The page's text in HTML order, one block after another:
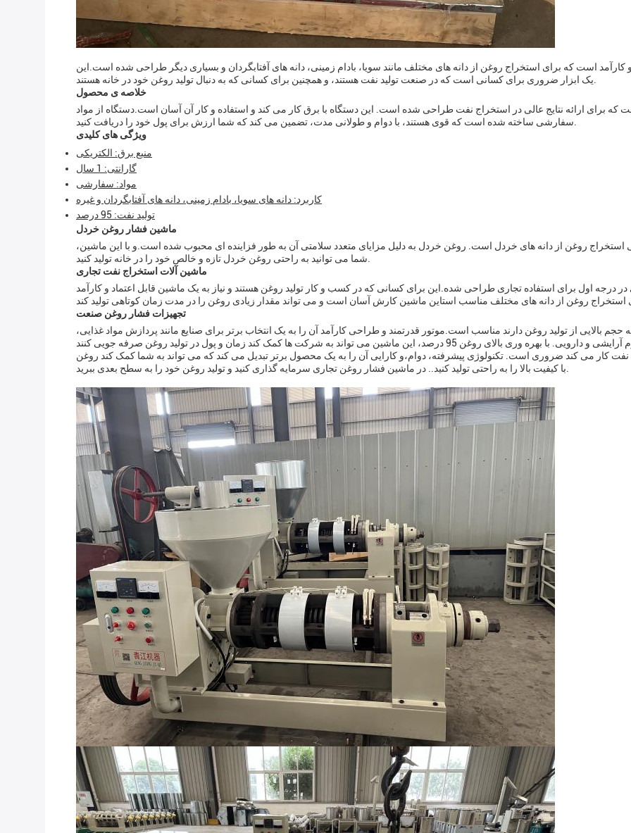
است که برای استخراج روغن از دانه های مختلف مانند سویا، بادام زمینی، دانه های آفتابگردان و بسیاری دیگر طراحی شده است.این
خلاصه ی محصول
برای ارائه نتایج عالی در استخراج نفت طراحی شده است. این دستگاه با برق کار می کند و استفاده و کار آن آسان است.دستگاه از مواد
ویژگی های کلیدی
منبع برق: الکتریکی
گارانتی: 1 سال
مواد: سفارشی
کاربرد: دانه های سویا، بادام زمینی، دانه های آفتابگردان و غیره
توليد نفت: 95 درصد
ماشین فشار روغن خردل
روغن از دانه های خردل است. روغن خردل به دلیل مزایای متعدد سلامتی آن به طور فزاینده ای محبوب شده است.و با اين ماشين،
ماشین آلات استخراج نفت تجاری
اول برای استفاده تجاری طراحی شده.این برای کسانی که در کسب و کار تولید روغن هستند و نیاز به یک ماشین قابل اعتماد و کارآمد
تجهیزات فشار روغن صنعت
حجم بالایی از تولید روغن دارند مناسب است.موتور قدرتمند و طراحی کارآمد آن را به یک انتخاب برتر برای صنایع مانند پردازش مواد غذایی،
کار می کند ضروری است. تکنولوژی پیشرفته، دوام،و کارایی آن را به یک محصول برتر تبدیل می کند که می تواند به شما کمک کند روغن